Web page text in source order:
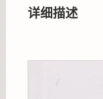
详细描述